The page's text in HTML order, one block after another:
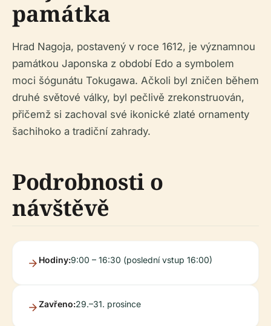
památka
Hrad Nagoja, postavený v roce 1612, je významnou
památkou Japonska z období Edo a symbolem
moci šógunátu Tokugawa. Ačkoli byl zničen během
druhé světové války, byl pečlivě zrekonstruován,
přičemž si zachoval své ikonické zlaté ornamenty
šachihoko a tradiční zahrady.
Podrobnosti o
návštěvě
Hodiny:9:00 – 16:30 (poslední vstup 16:00)
Zavřeno:29.–31. prosince